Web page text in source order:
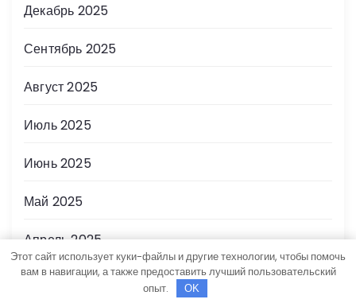
Декабрь 2025
Сентябрь 2025
Август 2025
Июль 2025
Июнь 2025
Май 2025
Апрель 2025
Март 2025
Этот сайт использует куки-файлы и другие технологии, чтобы помочь
вам в навигации, а также предоставить лучший пользовательский
опыт.
OK